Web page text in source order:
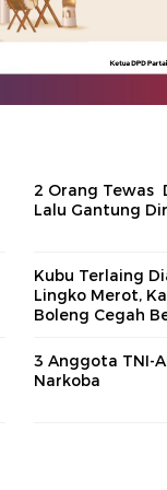
2 Orang Tewas
Lalu Gantung
Kubu Terlaing
Lingko Merot,
Boleng Cegah
3 Anggota TNI-
Narkoba